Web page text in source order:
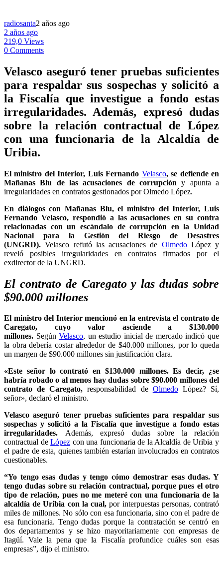
radiosanta2 años ago
2 años ago
219,0 Views
0 Comments
Velasco aseguró tener pruebas suficientes
para respaldar sus sospechas y solicitó a
la Fiscalía que investigue a fondo estas
irregularidades. Además, expresó dudas
sobre la relación contractual de López
con una funcionaria de la Alcaldía de
Uribia.
El ministro del Interior, Luis Fernando Velasco, se defiende en
Mañanas Blu de las acusaciones de corrupción y apunta a
irregularidades en contratos gestionados por Olmedo López.
En diálogos con Mañanas Blu, el ministro del Interior, Luis
Fernando Velasco, respondió a las acusaciones en su contra
relacionadas con un escándalo de corrupción en la Unidad
Nacional para la Gestión del Riesgo de Desastres
(UNGRD). Velasco refutó las acusaciones de OlmedoLópez y
reveló posibles irregularidades en contratos firmados por el
exdirector de la UNGRD.
El contrato de Caregato y las dudas sobre
$90.000 millones
El ministro del Interior mencionó en la entrevista el contrato de
Caregato, cuyo valor asciende a $130.000
millones. SegúnVelasco, un estudio inicial de mercado indicó que
la obra debería costar alrededor de $40.000 millones, por lo queda
un margen de $90.000 millones sin justificación clara.
«Este señor lo contrató en $130.000 millones. Es decir, ¿se
habría robado o al menos hay dudas sobre $90.000 millones del
contrato de Caregato, responsabilidad de OlmedoLópez? Sí,
señor», declaró el ministro.
Velasco aseguró tener pruebas suficientes para respaldar sus
sospechas y solicitó a la Fiscalía que investigue a fondo estas
irregularidades. Además, expresó dudas sobre la relación
contractual deLópez con una funcionaria de la Alcaldía de Uribia y
el padre de esta, quienes también estarían involucrados en contratos
cuestionables.
“Yo tengo esas dudas y tengo cómo demostrar esas dudas. Y
tengo dudas sobre su relación contractual, porque pues el otro
tipo de relación, pues no me meteré con una funcionaria de la
alcaldía de Uribia con la cual, por interpuestas personas, contrató
miles de millones. No sólo con esa funcionaria, sino con el padre de
esa funcionaria. Tengo dudas porque la contratación se centró en
dos departamentos y se hizo mayoritariamente con empresas de
Itagüí. Vale la pena que la Fiscalía profundice cuáles son esas
empresas”, dijo el ministro.